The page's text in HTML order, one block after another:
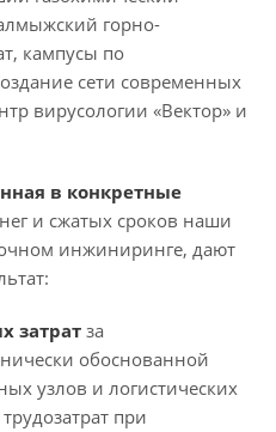
горно-
кампусы по
сети современных
вирусологии «Вектор» и
в конкретные
и сжатых сроков наши
инжиниринге, дают
затратза
обоснованной
узлов и логистических
при